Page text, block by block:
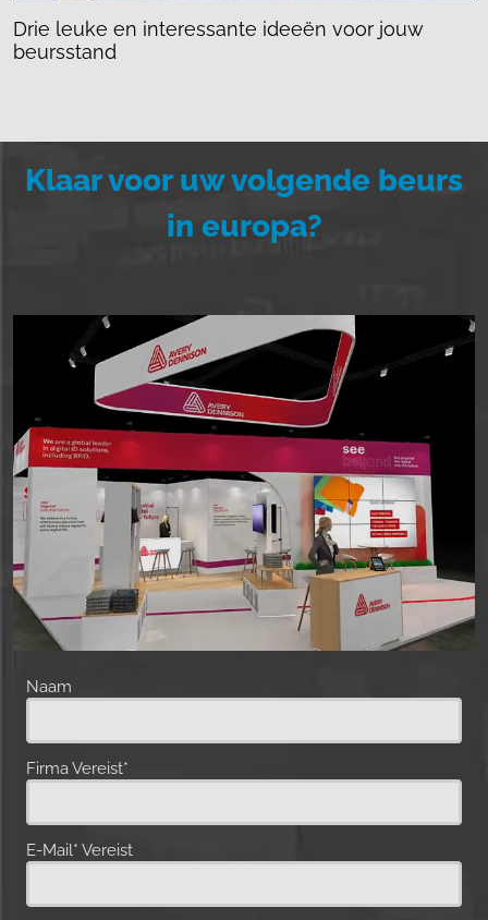
Drie leuke en interessante ideeën voor jouw
beursstand
Klaar voor uw volgende beurs
in europa?
Naam
Firma Vereist*
E-Mail* Vereist